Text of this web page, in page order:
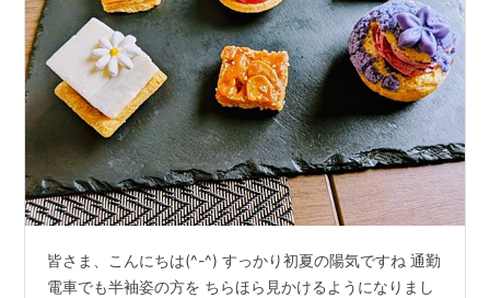
皆さま、こんにちは(^-^) すっかり初夏の陽気ですね 通勤
電車でも半袖姿の方を ちらほら見かけるようになりまし